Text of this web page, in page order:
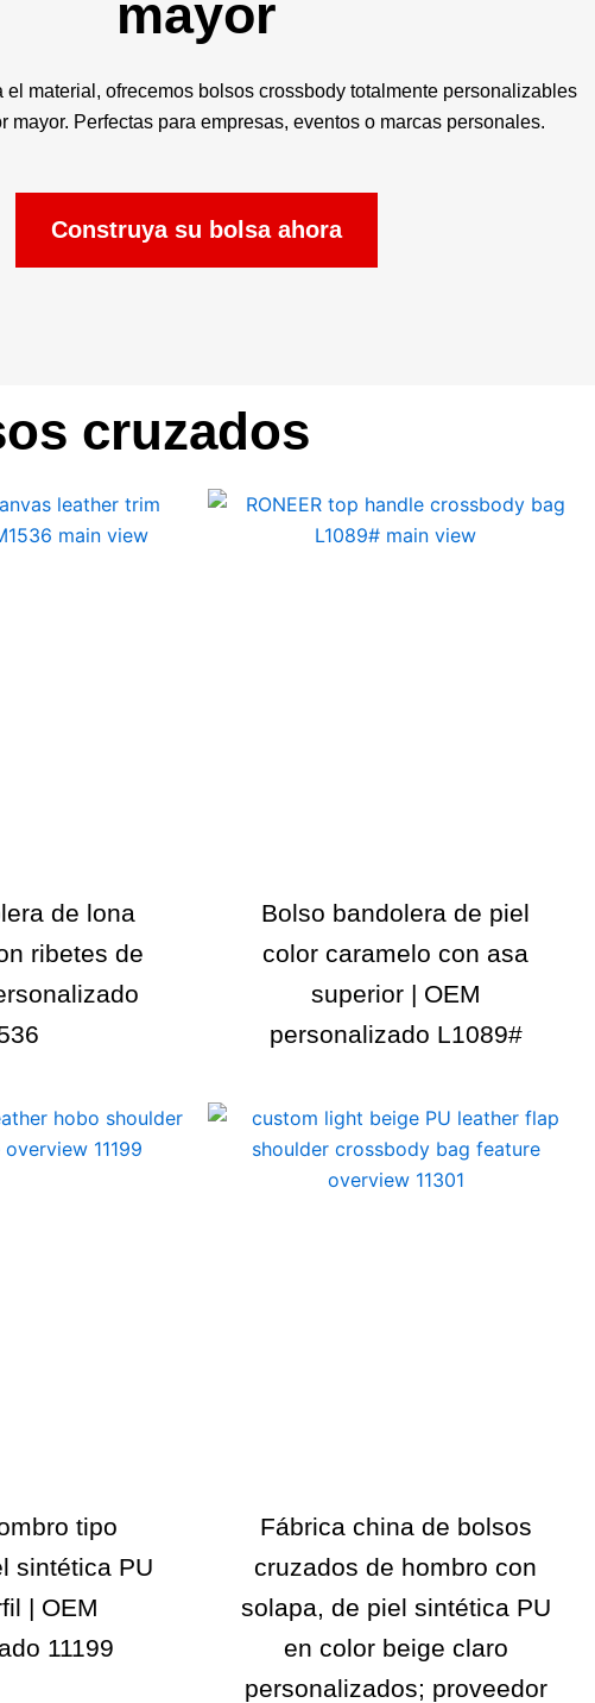
mayor
el material, ofrecemos bolsos crossbody totalmente personalizables
mayor. Perfectas para empresas, eventos o marcas personales.
Construya su bolsa ahora
cruzados
de lona
ribetes de
Bolso bandolera de piel
color caramelo con asa
superior | OEM
personalizado L1089#
tipo
sintética PU
| OEM
11199
Fábrica china de bolsos
cruzados de hombro con
solapa, de piel sintética PU
en color beige claro
personalizados; proveedor